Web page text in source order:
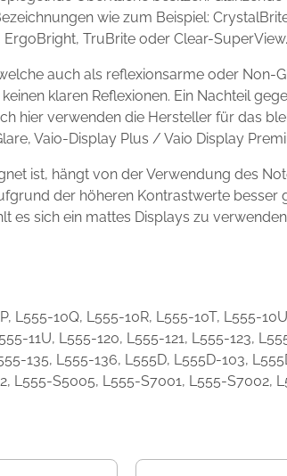
wie zum Beispiel:
TruBrite oder Clear-SuperView.
auch als reflexionsarme oder
klaren Reflexionen. Ein Nachteil
hier verwenden die Hersteller für das
Vaio-Display Plus / Vaio Display
ist, hängt von der Verwendung des
der höheren Kontrastwerte
es sich ein mattes Displays zu
10Q, L555-10R, L555-10T, L555-
11U, L555-120, L555-121, L555-123,
135, L555-136, L555D, L555D-103,
L555-S5005, L555-S7001, L555-